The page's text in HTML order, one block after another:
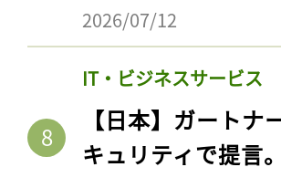
2026/07/12
IT・ビジネスサービス
【日本】ガート
キュリティで提言